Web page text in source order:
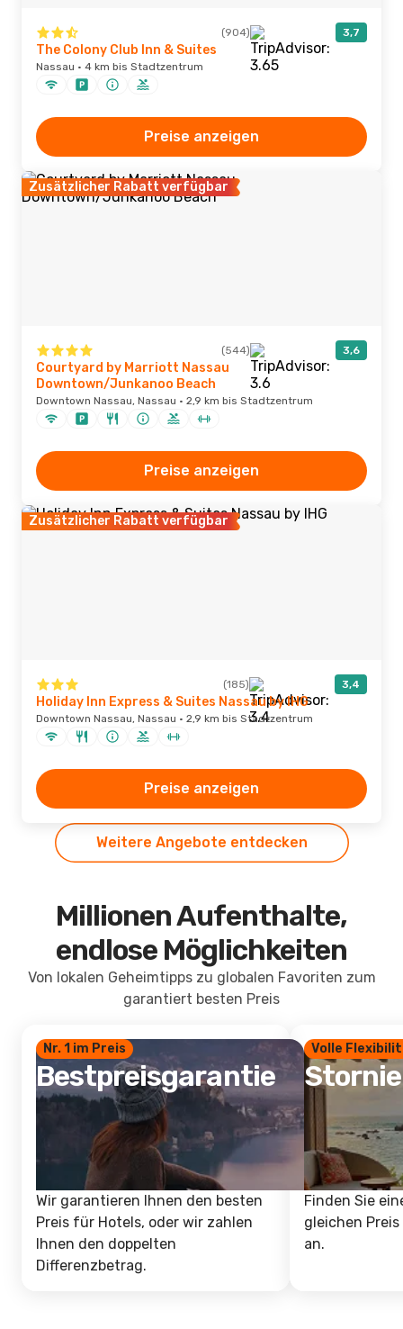
(904) 3,7
The Colony Club Inn & Suites
Nassau · 4 km bis Stadtzentrum
Preise anzeigen
Zusätzlicher Rabatt verfügbar
(544) 3,6
Courtyard by Marriott Nassau
Downtown/Junkanoo Beach
Downtown Nassau, Nassau · 2,9 km bis Stadtzentrum
Preise anzeigen
Zusätzlicher Rabatt verfügbar
(185) 3,4
Holiday Inn Express & Suites Nassau by IHG
Downtown Nassau, Nassau · 2,9 km bis Stadtzentrum
Preise anzeigen
Weitere Angebote entdecken
Millionen Aufenthalte,
endlose Möglichkeiten
Von lokalen Geheimtipps zu globalen Favoriten zum
garantiert besten Preis
Nr. 1 im Preis
Bestpreisgarantie
Wir garantieren Ihnen den besten
Preis für Hotels, oder wir zahlen
Ihnen den doppelten
Differenzbetrag.
Volle
Finden Sie
gleichen
an.